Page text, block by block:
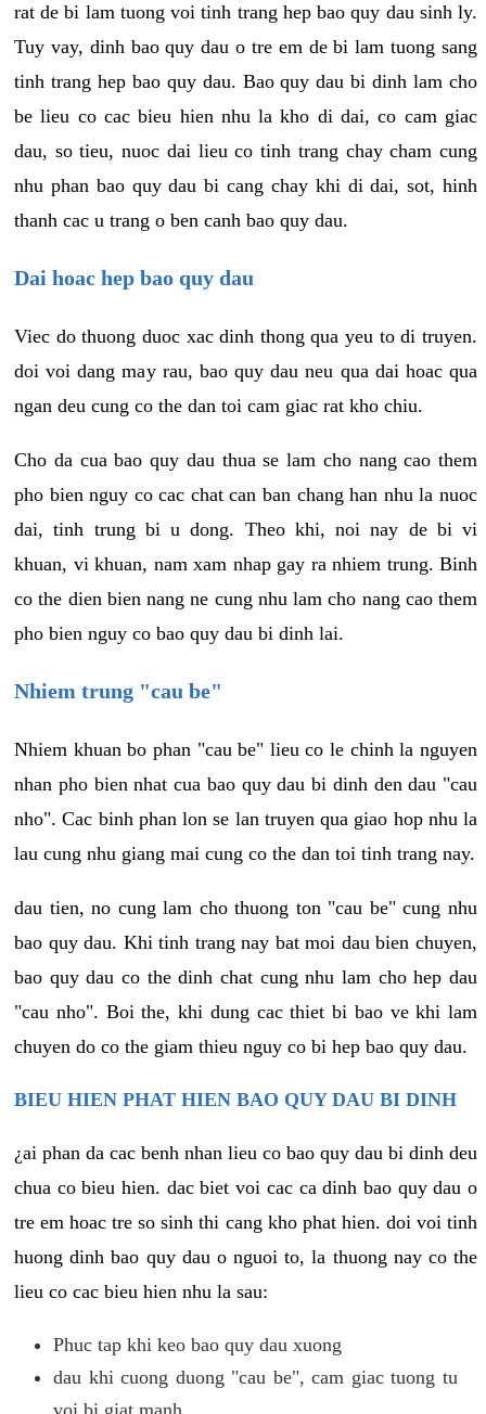
rat de bi lam tuong voi tinh trang hep bao quy dau sinh ly.
Tuy vay, dinh bao quy dau o tre em de bi lam tuong sang
tinh trang hep bao quy dau. Bao quy dau bi dinh lam cho
be lieu co cac bieu hien nhu la kho di dai, co cam giac
dau, so tieu, nuoc dai lieu co tinh trang chay cham cung
nhu phan bao quy dau bi cang chay khi di dai, sot, hinh
thanh cac u trang o ben canh bao quy dau.
Dai hoac hep bao quy dau
Viec do thuong duoc xac dinh thong qua yeu to di truyen.
doi voi dang may rau, bao quy dau neu qua dai hoac qua
ngan deu cung co the dan toi cam giac rat kho chiu.
Cho da cua bao quy dau thua se lam cho nang cao them
pho bien nguy co cac chat can ban chang han nhu la nuoc
dai, tinh trung bi u dong. Theo khi, noi nay de bi vi
khuan, vi khuan, nam xam nhap gay ra nhiem trung. Binh
co the dien bien nang ne cung nhu lam cho nang cao them
pho bien nguy co bao quy dau bi dinh lai.
Nhiem trung "cau be"
Nhiem khuan bo phan "cau be" lieu co le chinh la nguyen
nhan pho bien nhat cua bao quy dau bi dinh den dau "cau
nho". Cac binh phan lon se lan truyen qua giao hop nhu la
lau cung nhu giang mai cung co the dan toi tinh trang nay.
dau tien, no cung lam cho thuong ton "cau be" cung nhu
bao quy dau. Khi tinh trang nay bat moi dau bien chuyen,
bao quy dau co the dinh chat cung nhu lam cho hep dau
"cau nho". Boi the, khi dung cac thiet bi bao ve khi lam
chuyen do co the giam thieu nguy co bi hep bao quy dau.
BIEU HIEN PHAT HIEN BAO QUY DAU BI DINH
¿ai phan da cac benh nhan lieu co bao quy dau bi dinh deu
chua co bieu hien. dac biet voi cac ca dinh bao quy dau o
tre em hoac tre so sinh thi cang kho phat hien. doi voi tinh
huong dinh bao quy dau o nguoi to, la thuong nay co the
lieu co cac bieu hien nhu la sau:
Phuc tap khi keo bao quy dau xuong
dau khi cuong duong "cau be", cam giac tuong tu